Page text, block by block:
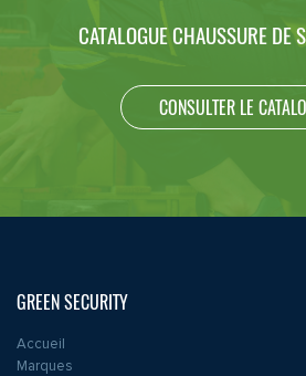
CATALOGUE CHAUSSURE DE
CONSULTER LE
GREEN SECURITY
Accueil
Marques